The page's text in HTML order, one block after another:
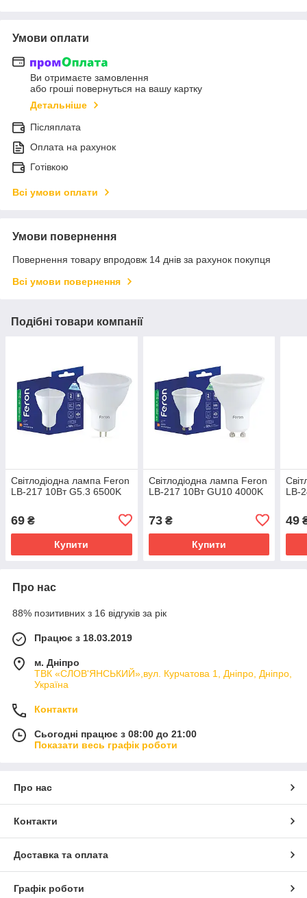
Умови оплати
Ви отримаєте замовлення
або гроші повернуться на вашу картку
Детальніше
Післяплата
Оплата на рахунок
Готівкою
Всі умови оплати
Умови повернення
Повернення товару впродовж 14 днів за рахунок покупця
Всі умови повернення
Подібні товари компанії
Світлодіодна лампа Feron
LB-217 10Вт G5.3 6500K
69 ₴
Купити
Світлодіодна лампа Feron
LB-217 10Вт GU10 4000K
73₴
Купити
LB-
49
Про нас
88% позитивних з 16 відгуків за рік
Працює з 18.03.2019
м. Дніпро
ТВК «СЛОВ'ЯНСЬКИЙ»,вул. Курчатова 1, Дніпро, Дніпро,
Україна
Контакти
Сьогодні працює з 08:00 до 21:00
Показати весь графік роботи
Про нас
Контакти
Доставка та оплата
Графік роботи